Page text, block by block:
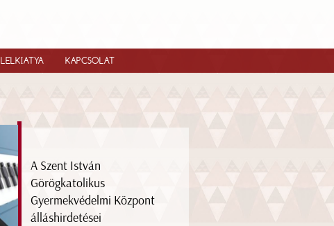
LELKIATYA KAPCSOLAT
A Szent István
Görögkatolikus
Gyermekvédelmi Központ
álláshirdetései